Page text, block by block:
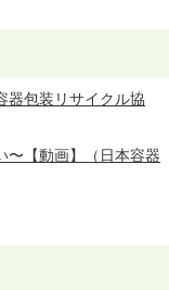
器包装リサイクル協
〜【動画】（日本容器